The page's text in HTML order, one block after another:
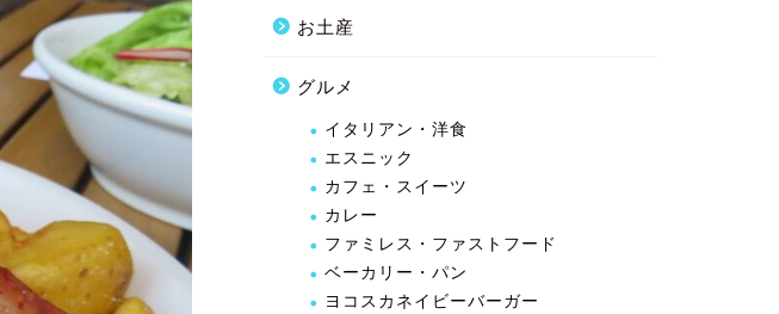
お土産
グルメ
イタリアン・洋食
エスニック
カフェ・スイーツ
カレー
ファミレス・ファストフード
ベーカリー・パン
ヨコスカネイビーバーガー